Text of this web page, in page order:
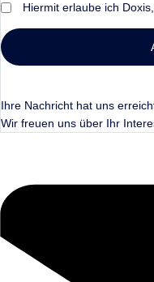
Hiermit erlaube ich
Ihre Nachricht hat uns
Wir freuen uns über Ihr